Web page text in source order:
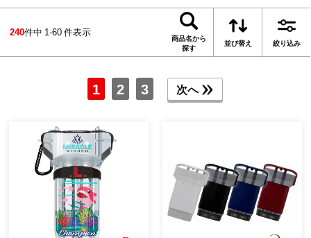
240件中 1-60 件表示
商品名から
探す
並び替え 絞り込み
1 2 3 次へ